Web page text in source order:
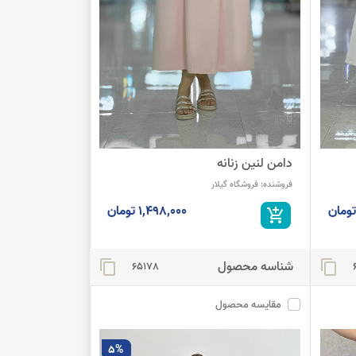
content_copy
دامن لنین زنانه
فروشنده:فروشگاه گیلار
1,498,000 تومان add_shopping_cart
شناسه محصول 65178
content_copy
مقایسه محصول
5%